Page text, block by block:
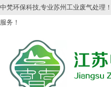
中梵环保科技,专业苏州工业废气处理
服务！